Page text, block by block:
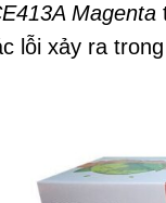
Magenta
lỗi xảy ra